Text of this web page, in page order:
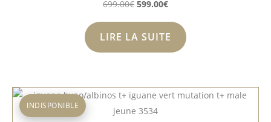
699.00€ Le
prix
initial
était :
599.00€Le
prix
actuel
est :
LIRE LA SUITE
INDISPONIBLE